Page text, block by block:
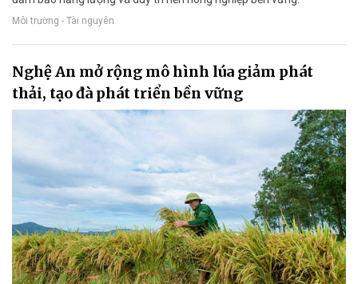
Môi trường - Tài nguyên
Nghệ An mở rộng mô hình lúa giảm phát
thải, tạo đà phát triển bền vững